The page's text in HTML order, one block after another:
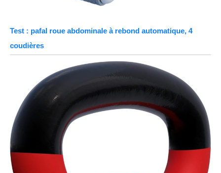
Test : pafal roue abdominale à rebond automatique, 4
coudières